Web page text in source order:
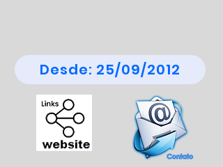
Desde: 25/09/2012